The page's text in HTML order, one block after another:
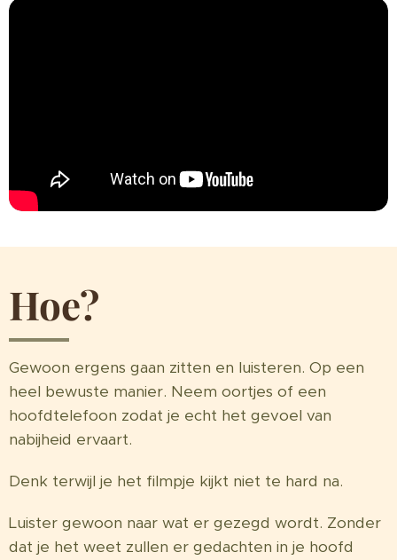
Hoe?
Gewoon ergens gaan zitten en luisteren. Op een
heel bewuste manier. Neem oortjes of een
hoofdtelefoon zodat je echt het gevoel van
nabijheid ervaart.
Denk terwijl je het filmpje kijkt niet te hard na.
Luister gewoon naar wat er gezegd wordt. Zonder
dat je het weet zullen er gedachten in je hoofd